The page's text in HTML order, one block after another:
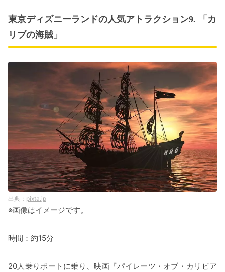
東京ディズニーランドの人気アトラクション9. 「カ
リブの海賊」
pixta.jp
※画像はイメージです。
時間：約15分
20人乗りボートに乗り、映画『パイレーツ・オブ・カリビア